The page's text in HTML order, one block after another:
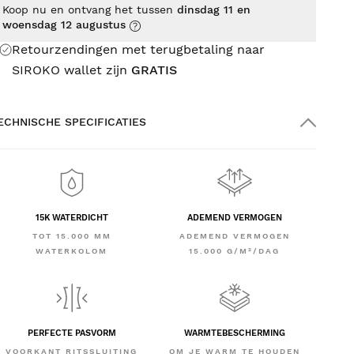
Retourzendingen met terugbetaling naar
SIROKO wallet zijn GRATIS
Koop nu en ontvang het tussendinsdag 11 en
woensdag 12 augustus
SPECIFICATIES
15K WATERDICHT
TOT 15.000 MM
WATERKOLOM
ADEMEND VERMOGEN
ADEMEND VERMOGEN
15.000 G/M²/DAG
PERFECTE PASVORM
VOORKANT RITSSLUITING
WARMTEBESCHERMING
OM JE WARM TE HOUDEN